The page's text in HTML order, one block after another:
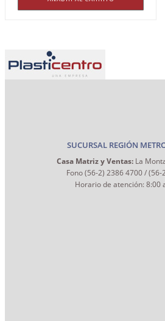
SUCURSAL REGIÓN
Casa Matriz y Ventas:La
Fono (56-2) 2386 4700 /
Horario de atención: 8:00